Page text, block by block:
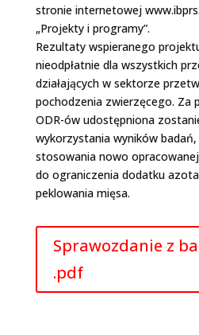
stronie internetowej
„Projekty i programy”.
Rezultaty wspieranego
nieodpłatnie dla wszystkich
działających w sektorze
pochodzenia zwierzęcego. Za
ODR-ów udostępniona
wykorzystania wyników
stosowania nowo
do ograniczenia dodatku
peklowania mięsa.
Sprawozdanie z
.pdf